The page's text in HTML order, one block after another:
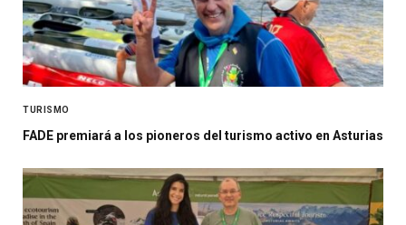
TURISMO
FADE premiará a los pioneros del turismo activo en Asturias